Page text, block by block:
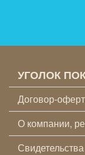
УГОЛОК
Договор-
О компании,